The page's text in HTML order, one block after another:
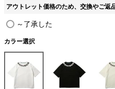
アウトレット価格のため、交換やご返
～了承した
カラー選択